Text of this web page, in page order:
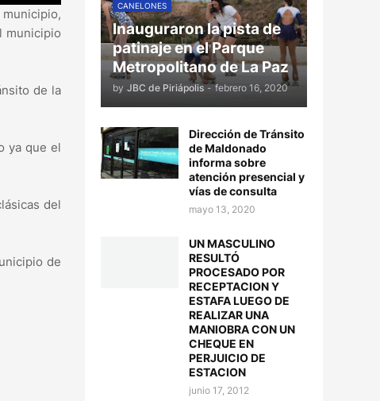
municipio
de la
ya que el
del
de
CANELONES
Inauguraron la pista de
patinaje en el Parque
Metropolitano de La Paz
by JBC de Piriápolis - febrero 16, 2020
Dirección de Tránsito
de Maldonado
informa sobre
atención presencial y
vías de consulta
mayo 13, 2020
UN MASCULINO
RESULTÓ
PROCESADO POR
RECEPTACION Y
ESTAFA LUEGO DE
REALIZAR UNA
MANIOBRA CON UN
CHEQUE EN
PERJUICIO DE
ESTACION
junio 17, 2012